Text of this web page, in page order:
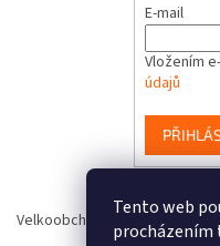
Tento web
procházením
E-mail
Vložením
údajů
Velkoobchod hraček